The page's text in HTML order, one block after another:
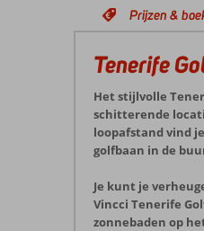
Prijzen &
Tenerife
Het stijlvolle
schitterende
loopafstand vind
golfbaan in de
Je kunt je
Vincci Tenerife
zonnebaden op